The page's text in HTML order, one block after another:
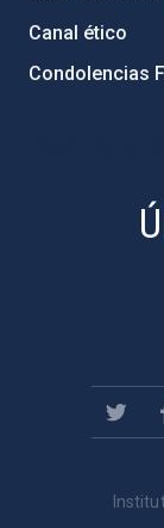
Canal ético
Condolencias